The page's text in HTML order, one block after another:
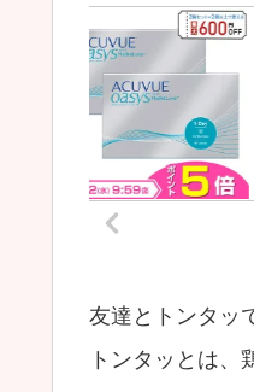
友達とトンタッ
トンタッとは、